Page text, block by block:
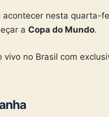
acontecer nesta quarta-
a Copa do Mundo.
no Brasil com